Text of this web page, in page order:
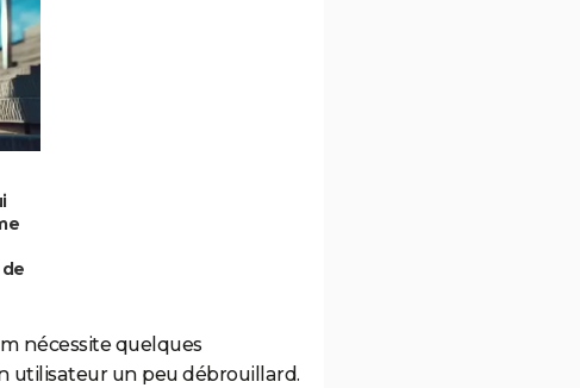
nécessite quelques
utilisateur un peu débrouillard.